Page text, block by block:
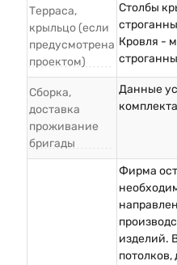
Терраса,
крыльцо (если
предусмотрена
проектом)
Столбы
Кровля -
Сборка,
доставка
проживание
бригады
Данные
Фирма
изделий.
потолков,